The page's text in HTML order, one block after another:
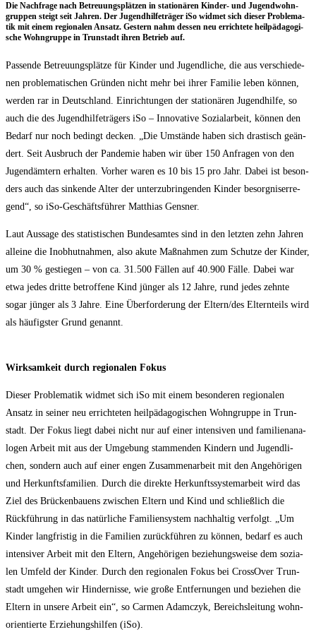
Die Nach­fra­ge nach Betreu­ungs­plät­zen in sta­tio­nä­ren Kin­der- und Jugend­wohn­
grup­pen steigt seit Jah­ren. Der Jugend­hil­fe­trä­ger iSo wid­met sich die­ser Pro­ble­ma­
tik mit einem regio­na­len Ansatz. Ges­tern nahm des­sen neu errich­te­te heil­päd­ago­gi­
sche Wohn­grup­pe in Trun­stadt ihren Betrieb auf.
Pas­sen­de Betreu­ungs­plät­ze für Kin­der und Jugend­li­che, die aus ver­schie­de­
nen pro­ble­ma­ti­schen Grün­den nicht mehr bei ihrer Fami­lie leben kön­nen,
wer­den rar in Deutsch­land. Ein­rich­tun­gen der sta­tio­nä­ren Jugend­hil­fe, so
auch die des Jugend­hil­fe­trä­gers iSo – Inno­va­ti­ve Sozi­al­ar­beit, kön­nen den
Bedarf nur noch bedingt decken. „Die Umstän­de haben sich dras­tisch geän­
dert. Seit Aus­bruch der Pan­de­mie haben wir über 150 Anfra­gen von den
Jugend­äm­tern erhal­ten. Vor­her waren es 10 bis 15 pro Jahr. Dabei ist beson­
ders auch das sin­ken­de Alter der unter­zu­brin­gen­den Kin­der besorg­nis­er­re­
gend“, so iSo-Geschäfts­füh­rer Mat­thi­as Gensner.
Laut Aus­sa­ge des sta­tis­ti­schen Bun­des­am­tes sind in den letz­ten zehn Jah­ren
allei­ne die Inob­hut­nah­men, also aku­te Maß­nah­men zum Schut­ze der Kin­der,
um 30 % gestie­gen – von ca. 31.500 Fäl­len auf 40.900 Fäl­le. Dabei war
etwa jedes drit­te betrof­fe­ne Kind jün­ger als 12 Jah­re, rund jedes zehn­te
sogar jün­ger als 3 Jah­re. Eine Über­for­de­rung der Eltern/​des Eltern­teils wird
als häu­figs­ter Grund genannt.
Wirk­sam­keit durch regio­na­len Fokus
Die­ser Pro­ble­ma­tik wid­met sich iSo mit einem beson­de­ren regio­na­len
Ansatz in sei­ner neu errich­te­ten heil­päd­ago­gi­schen Wohn­grup­pe in Trun­
stadt. Der Fokus liegt dabei nicht nur auf einer inten­si­ven und fami­li­en­ana­
lo­gen Arbeit mit aus der Umge­bung stam­men­den Kin­dern und Jugend­li­
chen, son­dern auch auf einer engen Zusam­men­ar­beit mit den Ange­hö­ri­gen
und Her­kunfts­fa­mi­li­en. Durch die direk­te Her­kunfts­sys­tem­ar­beit wird das
Ziel des Brü­cken­bau­ens zwi­schen Eltern und Kind und schließ­lich die
Rück­füh­rung in das natür­li­che Fami­li­en­sys­tem nach­hal­tig ver­folgt. „Um
Kin­der lang­fris­tig in die Fami­li­en zurück­füh­ren zu kön­nen, bedarf es auch
inten­si­ver Arbeit mit den Eltern, Ange­hö­ri­gen bezie­hungs­wei­se dem sozia­
len Umfeld der Kin­der. Durch den regio­na­len Fokus bei Cross­Over Trun­
stadt umge­hen wir Hin­der­nis­se, wie gro­ße Ent­fer­nun­gen und bezie­hen die
Eltern in unse­re Arbeit ein“, so Car­men Adamc­zyk, Bereichs­lei­tung wohn­
ori­en­tier­te Erzie­hungs­hil­fen (iSo).